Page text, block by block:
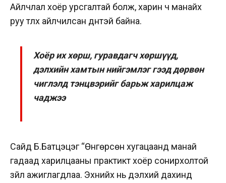
Айлчлал хоёр урсгалтай болж, харин ч манайх
руу түлхүү айлчилсан дүнтэй байна.
Хоёр их хөрш, гуравдагч хөршүүд,
дэлхийн хамтын нийгэмлэг гээд дөрвөн
чиглэлд тэнцвэрийг барьж харилцаж
чаджээ
Сайд Б.Батцэцэг “Өнгөрсөн хугацаанд манай
гадаад харилцааны практикт хоёр сонирхолтой
зүйл ажиглагдлаа. Эхнийх нь дэлхий дахинд